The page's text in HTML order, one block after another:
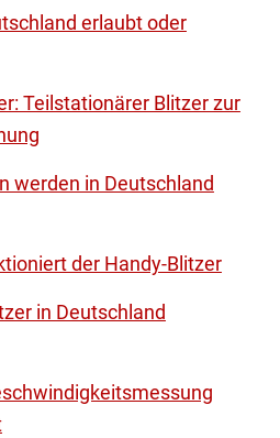
erlaubt oder
Teilstationärer Blitzer zur
werden in Deutschland
der Handy-Blitzer
in Deutschland